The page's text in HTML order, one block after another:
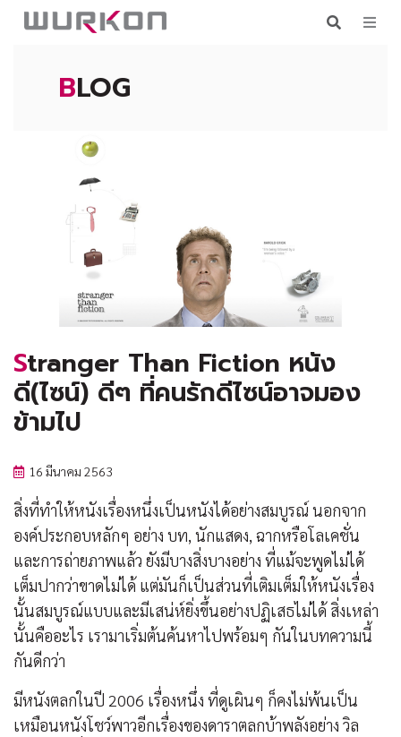
BLOG
Stranger Than Fiction หนัง
ดี(ไซน์) ดีๆ ที่คนรักดีไซน์อาจมอง
ข้ามไป
16 มีนาคม 2563
สิ่งที่ทำให้หนังเรื่องหนึ่งเป็นหนังได้อย่างสมบูรณ์ นอกจาก
องค์ประกอบหลักๆ อย่าง บท, นักแสดง, ฉากหรือโลเคชั่น
และการถ่ายภาพแล้ว ยังมีบางสิ่งบางอย่าง ที่แม้จะพูดไม่ได้
เต็มปากว่าขาดไม่ได้ แต่มันก็เป็นส่วนที่เติมเต็มให้หนังเรื่อง
นั้นสมบูรณ์แบบและมีเสน่ห์ยิ่งขึ้นอย่างปฏิเสธไม่ได้ สิ่งเหล่า
นั้นคืออะไร เรามาเริ่มต้นค้นหาไปพร้อมๆ กันในบทความนี้
กันดีกว่า
มีหนังตลกในปี 2006 เรื่องหนึ่ง ที่ดูเผินๆ ก็คงไม่พ้นเป็น
เหมือนหนังโชว์พาวอีกเรื่องของดาราตลกบ้าพลังอย่าง วิล